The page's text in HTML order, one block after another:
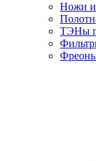
Ножи и
ТЭНы